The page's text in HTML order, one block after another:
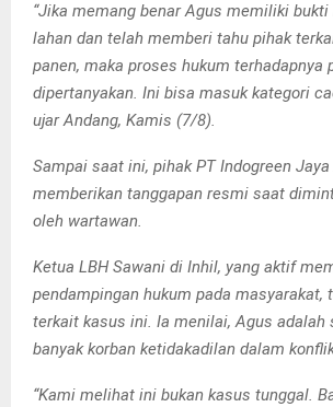
“Jika memang benar Agus memiliki
lahan dan telah memberi tahu pihak
panen, maka proses hukum terhadapnya
dipertanyakan. Ini bisa masuk kategori
ujar Andang, Kamis (7/8).
Sampai saat ini, pihak PT Indogreen
memberikan tanggapan resmi saat
oleh wartawan.
Ketua LBH Sawani di Inhil, yang aktif
pendampingan hukum pada masyarakat,
terkait kasus ini. Ia menilai, Agus adalah
banyak korban ketidakadilan dalam
“Kami melihat ini bukan kasus tunggal.